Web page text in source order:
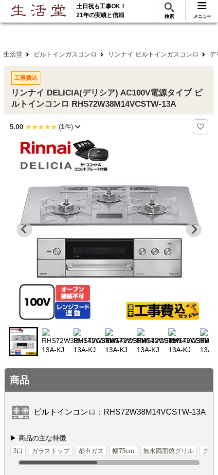
ご利用 288万･工事実績117万件! 無料見積
土日祝も工事OK！
21年の実績と信頼
検索 メニュー
生活堂 ビルトインガスコンロ リンナイ ビルトインガスコンロ デ
工事費込
リンナイ DELICIA(デリシア) AC100V電源タイプ ビ
ルトインコンロ RHS72W38M14VCSTW-13A
5.00 (1件)
商品
ビルトインコンロ：RHS72W38M14VCSTW-13A
▶ 商品の主な特徴
3口 ガラストップ 都市ガス 幅75cm 無水両面焼グリル グリ